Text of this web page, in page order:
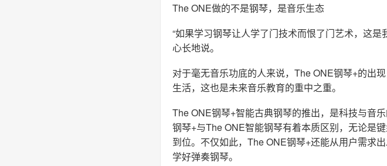
The ONE做的不是钢琴，是音乐生态
“如果学习钢琴让人学了门技术而恨了门艺术，这
心长地说。
对于毫无音乐功底的人来说，The ONE钢琴+的出
生活，这也是未来音乐教育的重中之重。
The ONE钢琴+智能古典钢琴的推出，是科技与音
钢琴+与The ONE智能钢琴有着本质区别，无论是
到位。不仅如此，The ONE钢琴+还能从用户需求
学好弹奏钢琴。